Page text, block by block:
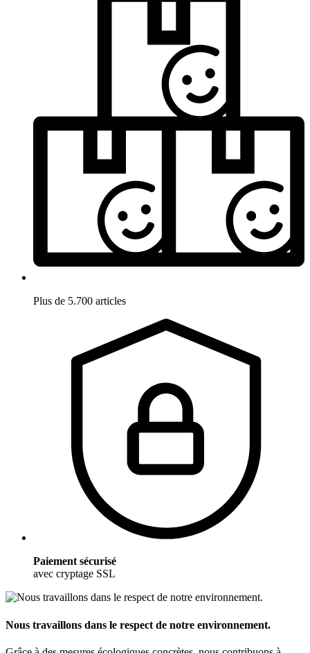
Plus de 5.700 articles
Paiement sécurisé
avec cryptage SSL
Nous travaillons dans le respect de notre environnement.